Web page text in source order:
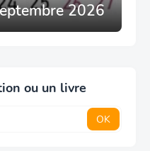
2026
ou un livre